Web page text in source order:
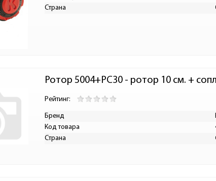
Страна
Ротор 5004+PC30 - ротор 10 см. +
Рейтинг:
Бренд
Код товара
Страна